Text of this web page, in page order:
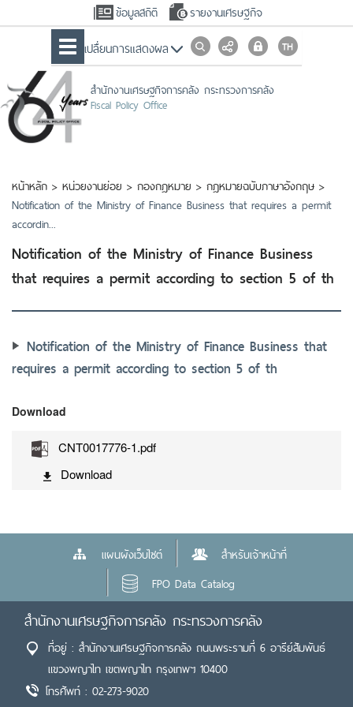
ข้อมูลสถิติ รายงานเศรษฐกิจ
เปลื่ยนการแสดงผล
สำนักงานเศรษฐกิจการคลัง กระทรวงการคลัง
Fiscal Policy Office
หน้าหลัก > หน่วยงานย่อย > กองกฎหมาย > กฎหมายฉบับภาษาอังกฤษ >
Notification of the Ministry of Finance Business that requires a permit
accordin...
Notification of the Ministry of Finance Business
that requires a permit according to section 5 of th
Notification of the Ministry of Finance Business that
requires a permit according to section 5 of th
Download
CNT0017776-1.pdf
Download
แผนผังเว็บไซต์
สำหรับเจ้าหน้าที่
FPO Data Catalog
สำนักงานเศรษฐกิจการคลัง กระทรวงการคลัง
ที่อยู่ : สำนักงานเศรษฐกิจการคลัง ถนนพระรามที่ 6 อารีย์สัมพันธ์
แขวงพญาไท เขตพญาไท กรุงเทพฯ 10400
โทรศัพท์ : 02-273-9020